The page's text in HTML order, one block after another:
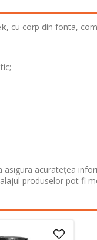
, cu corp din fonta,
acuratețea
produselor pot fi